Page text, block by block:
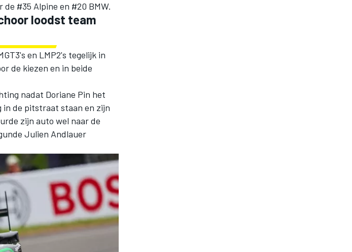
#35 Alpine en #20 BMW.
loodst team
en LMP2's tegelijk in
de kiezen en in beide
nadat Doriane Pin het
in de pitstraat staan en zijn
zijn auto wel naar de
Julien Andlauer